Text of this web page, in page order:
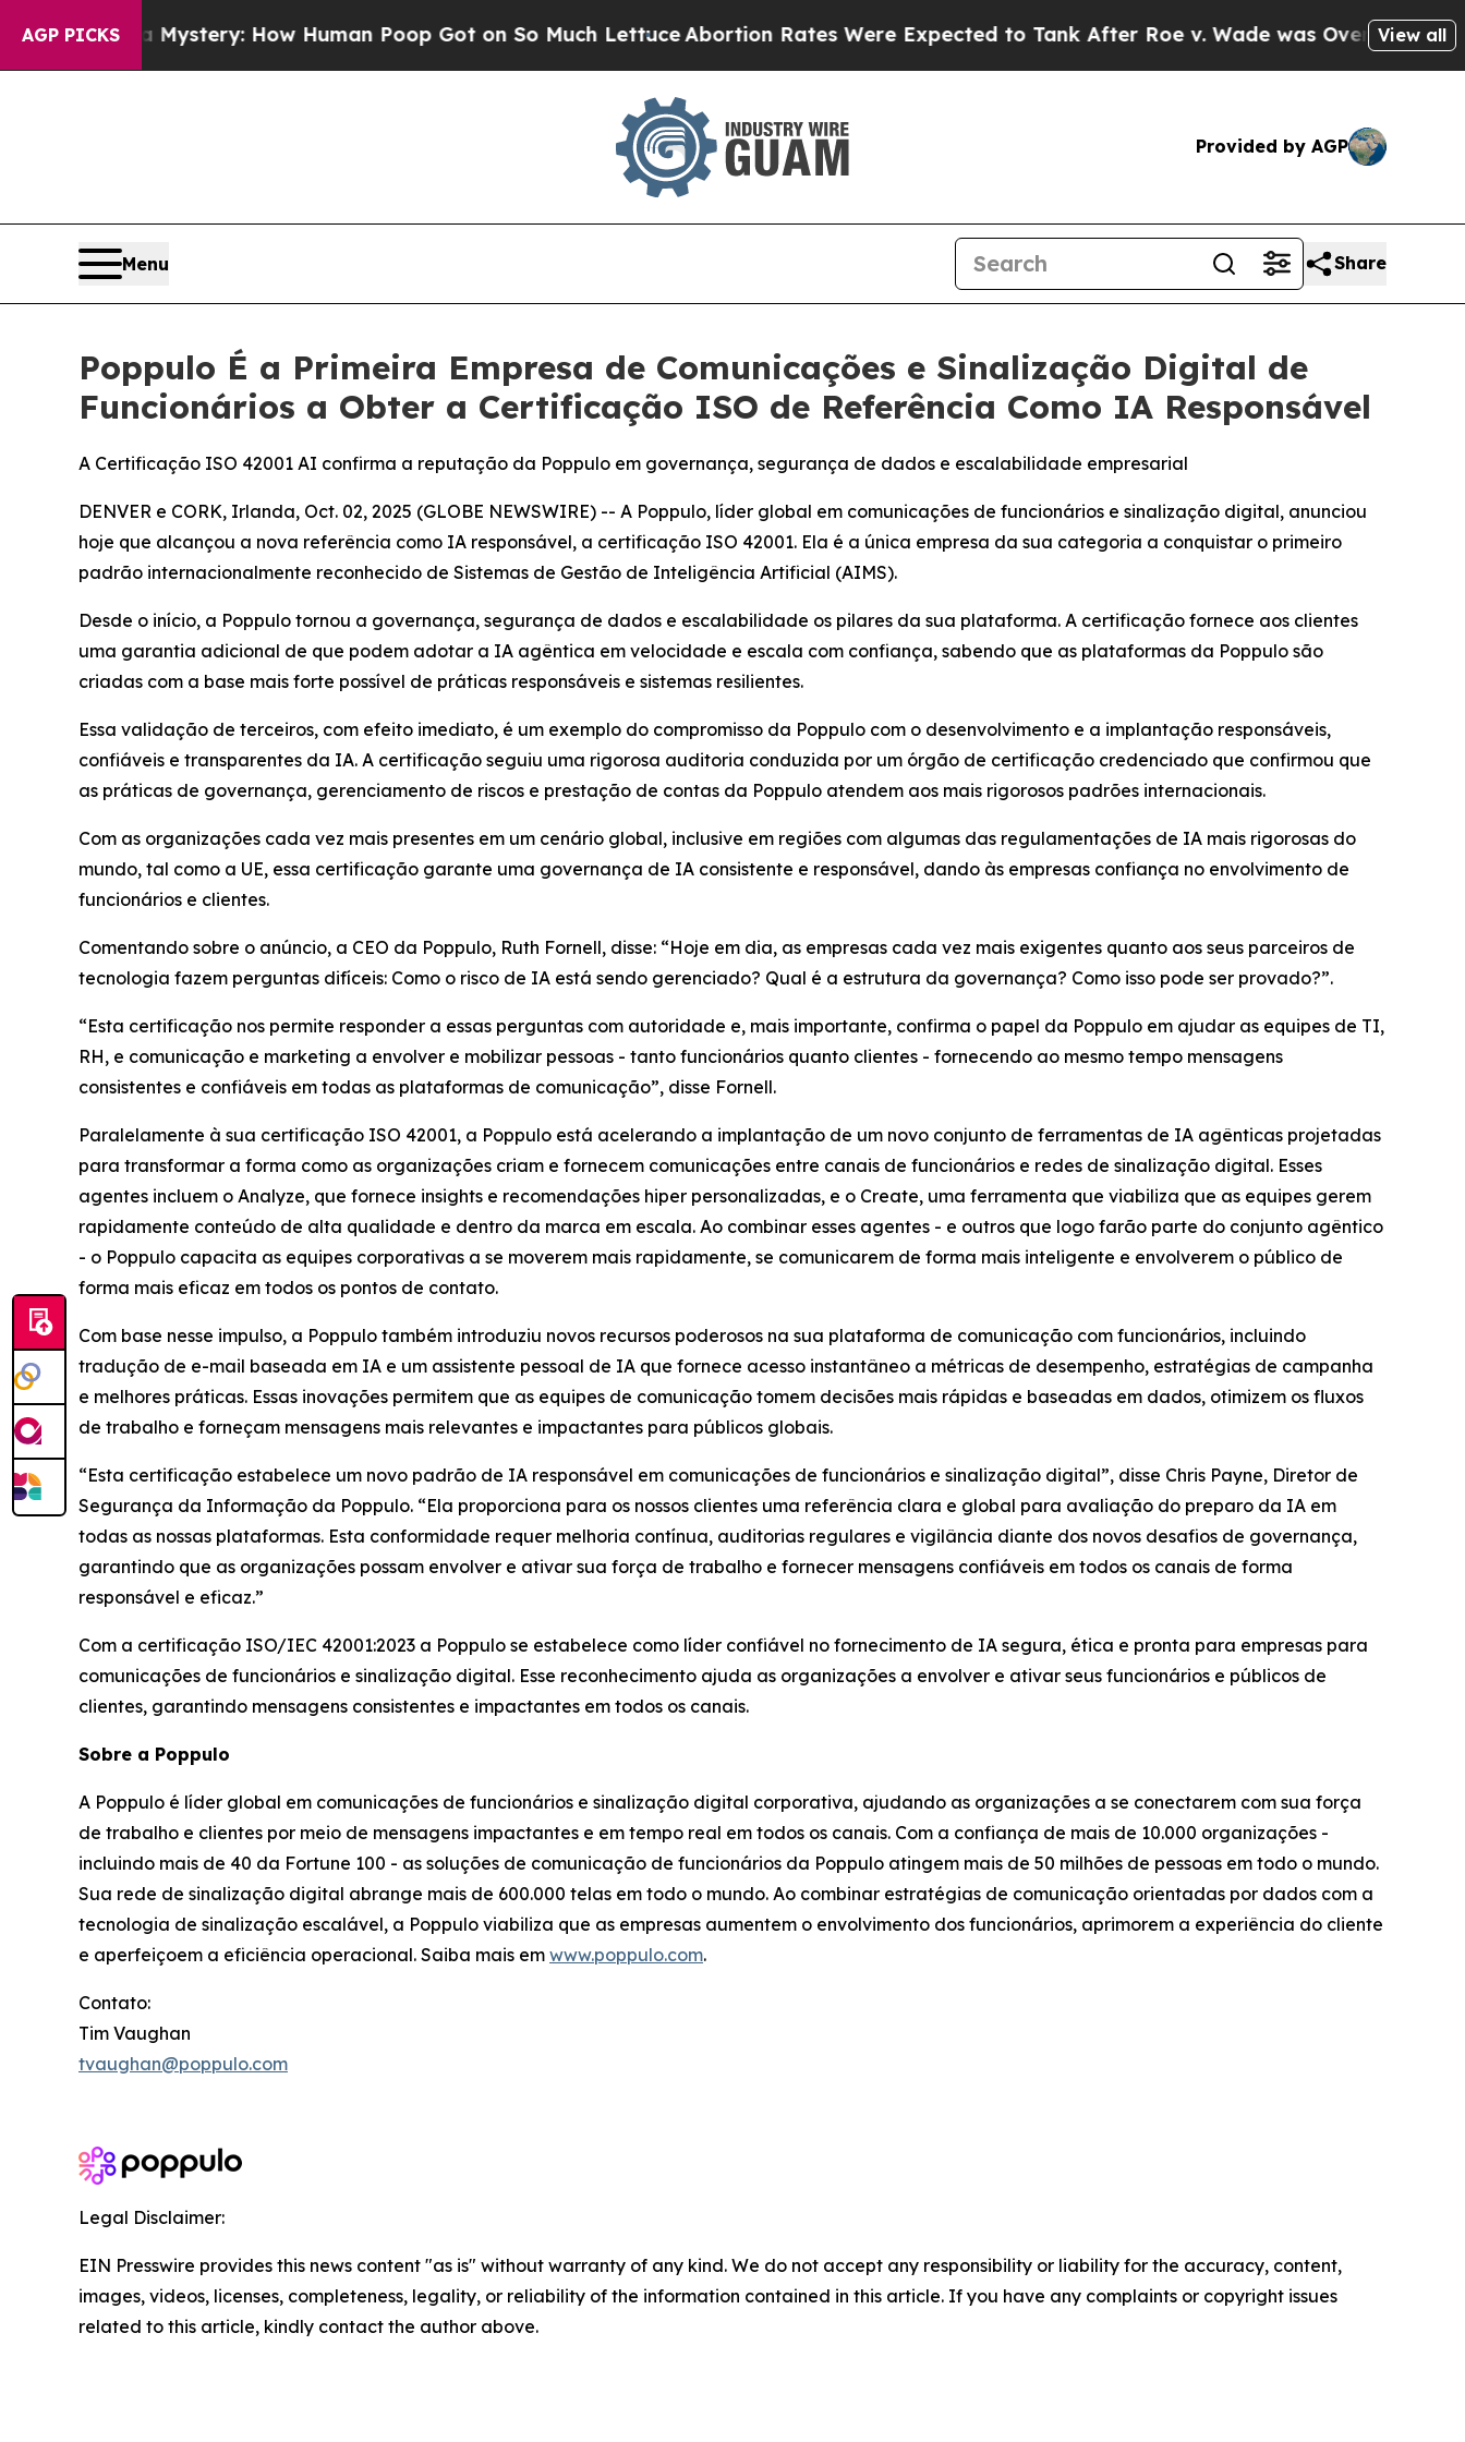
AGP PICKSMystery: How Human Poop Got on So Much LettuceAbortion Rates Were Expected to Tank After Roe v. Wade was Overturned. View all
Provided by AGP
Menu Share
Poppulo É a Primeira Empresa de Comunicações e Sinalização Digital de
Funcionários a Obter a Certificação ISO de Referência Como IA Responsável
A Certificação ISO 42001 AI confirma a reputação da Poppulo em governança, segurança de dados e escalabilidade empresarial
DENVER e CORK, Irlanda, Oct. 02, 2025 (GLOBE NEWSWIRE) -- A Poppulo, líder global em comunicações de funcionários e sinalização digital, anunciou
hoje que alcançou a nova referência como IA responsável, a certificação ISO 42001. Ela é a única empresa da sua categoria a conquistar o primeiro
padrão internacionalmente reconhecido de Sistemas de Gestão de Inteligência Artificial (AIMS).
Desde o início, a Poppulo tornou a governança, segurança de dados e escalabilidade os pilares da sua plataforma. A certificação fornece aos clientes
uma garantia adicional de que podem adotar a IA agêntica em velocidade e escala com confiança, sabendo que as plataformas da Poppulo são
criadas com a base mais forte possível de práticas responsáveis e sistemas resilientes.
Essa validação de terceiros, com efeito imediato, é um exemplo do compromisso da Poppulo com o desenvolvimento e a implantação responsáveis,
confiáveis e transparentes da IA. A certificação seguiu uma rigorosa auditoria conduzida por um órgão de certificação credenciado que confirmou que
as práticas de governança, gerenciamento de riscos e prestação de contas da Poppulo atendem aos mais rigorosos padrões internacionais.
Com as organizações cada vez mais presentes em um cenário global, inclusive em regiões com algumas das regulamentações de IA mais rigorosas do
mundo, tal como a UE, essa certificação garante uma governança de IA consistente e responsável, dando às empresas confiança no envolvimento de
funcionários e clientes.
Comentando sobre o anúncio, a CEO da Poppulo, Ruth Fornell, disse: “Hoje em dia, as empresas cada vez mais exigentes quanto aos seus parceiros de
tecnologia fazem perguntas difíceis: Como o risco de IA está sendo gerenciado? Qual é a estrutura da governança? Como isso pode ser provado?”.
“Esta certificação nos permite responder a essas perguntas com autoridade e, mais importante, confirma o papel da Poppulo em ajudar as equipes de TI,
RH, e comunicação e marketing a envolver e mobilizar pessoas - tanto funcionários quanto clientes - fornecendo ao mesmo tempo mensagens
consistentes e confiáveis em todas as plataformas de comunicação”, disse Fornell.
Paralelamente à sua certificação ISO 42001, a Poppulo está acelerando a implantação de um novo conjunto de ferramentas de IA agênticas projetadas
para transformar a forma como as organizações criam e fornecem comunicações entre canais de funcionários e redes de sinalização digital. Esses
agentes incluem o Analyze, que fornece insights e recomendações hiper personalizadas, e o Create, uma ferramenta que viabiliza que as equipes gerem
rapidamente conteúdo de alta qualidade e dentro da marca em escala. Ao combinar esses agentes - e outros que logo farão parte do conjunto agêntico
- o Poppulo capacita as equipes corporativas a se moverem mais rapidamente, se comunicarem de forma mais inteligente e envolverem o público de
forma mais eficaz em todos os pontos de contato.
Com base nesse impulso, a Poppulo também introduziu novos recursos poderosos na sua plataforma de comunicação com funcionários, incluindo
tradução de e-mail baseada em IA e um assistente pessoal de IA que fornece acesso instantâneo a métricas de desempenho, estratégias de campanha
e melhores práticas. Essas inovações permitem que as equipes de comunicação tomem decisões mais rápidas e baseadas em dados, otimizem os fluxos
de trabalho e forneçam mensagens mais relevantes e impactantes para públicos globais.
“Esta certificação estabelece um novo padrão de IA responsável em comunicações de funcionários e sinalização digital”, disse Chris Payne, Diretor de
Segurança da Informação da Poppulo. “Ela proporciona para os nossos clientes uma referência clara e global para avaliação do preparo da IA em
todas as nossas plataformas. Esta conformidade requer melhoria contínua, auditorias regulares e vigilância diante dos novos desafios de governança,
garantindo que as organizações possam envolver e ativar sua força de trabalho e fornecer mensagens confiáveis em todos os canais de forma
responsável e eficaz.”
Com a certificação ISO/IEC 42001:2023 a Poppulo se estabelece como líder confiável no fornecimento de IA segura, ética e pronta para empresas para
comunicações de funcionários e sinalização digital. Esse reconhecimento ajuda as organizações a envolver e ativar seus funcionários e públicos de
clientes, garantindo mensagens consistentes e impactantes em todos os canais.
Sobre a Poppulo
A Poppulo é líder global em comunicações de funcionários e sinalização digital corporativa, ajudando as organizações a se conectarem com sua força
de trabalho e clientes por meio de mensagens impactantes e em tempo real em todos os canais. Com a confiança de mais de 10.000 organizações -
incluindo mais de 40 da Fortune 100 - as soluções de comunicação de funcionários da Poppulo atingem mais de 50 milhões de pessoas em todo o mundo.
Sua rede de sinalização digital abrange mais de 600.000 telas em todo o mundo. Ao combinar estratégias de comunicação orientadas por dados com a
tecnologia de sinalização escalável, a Poppulo viabiliza que as empresas aumentem o envolvimento dos funcionários, aprimorem a experiência do cliente
e aperfeiçoem a eficiência operacional. Saiba mais em www.poppulo.com.
Contato:
Tim Vaughan
tvaughan@poppulo.com
Legal Disclaimer:
EIN Presswire provides this news content "as is" without warranty of any kind. We do not accept any responsibility or liability for the accuracy, content,
images, videos, licenses, completeness, legality, or reliability of the information contained in this article. If you have any complaints or copyright issues
related to this article, kindly contact the author above.